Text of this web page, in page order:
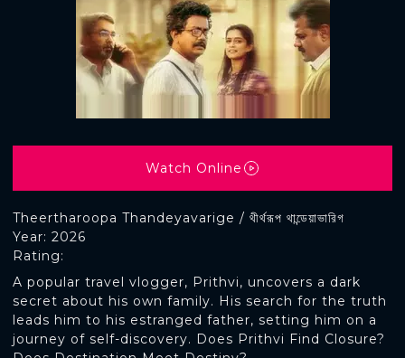
Theertharoopa Thandeyavarige / থীর্থরূপ থান্ডেয়াভারিগ
Rating:
Year: 2026
A popular travel vlogger, Prithvi, uncovers a dark
secret about his own family. His search for the truth
leads him to his estranged father, setting him on a
journey of self-discovery. Does Prithvi Find Closure?
Watch Online